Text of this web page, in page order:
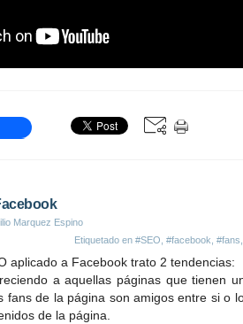
Marquez Espino
Etiquetado en #SEO #facebook #fans
aplicado a Facebook trato 2 tendencias:
a aquellas páginas que tienen
fans de la página son amigos entre si o
de la página.